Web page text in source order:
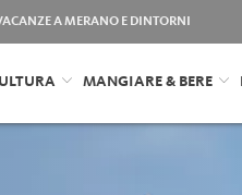
A MERANO E DINTORNI
MANGIARE & BERE